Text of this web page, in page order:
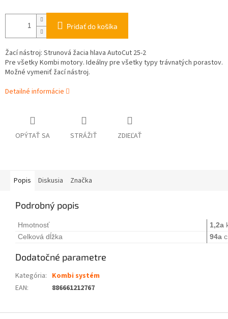
Pridať do košíka
Žací nástroj: Strunová žacia hlava AutoCut 25-2
Pre všetky Kombi motory. Ideálny pre všetky typy trávnatých porastov.
Možné vymeniť žací nástroj.
Detailné informácie
OPÝTAŤ SA STRÁŽIŤ ZDIEĽAŤ
Popis Diskusia Značka
Podrobný popis
Hmotnosť 1,2a
Celková dĺžka
94a
Dodatočné parametre
Kategória: Kombi systém
EAN: 886661212767